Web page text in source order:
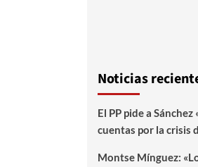
Noticias
El PP pide a
cuentas por la crisis
Montse Mínguez: